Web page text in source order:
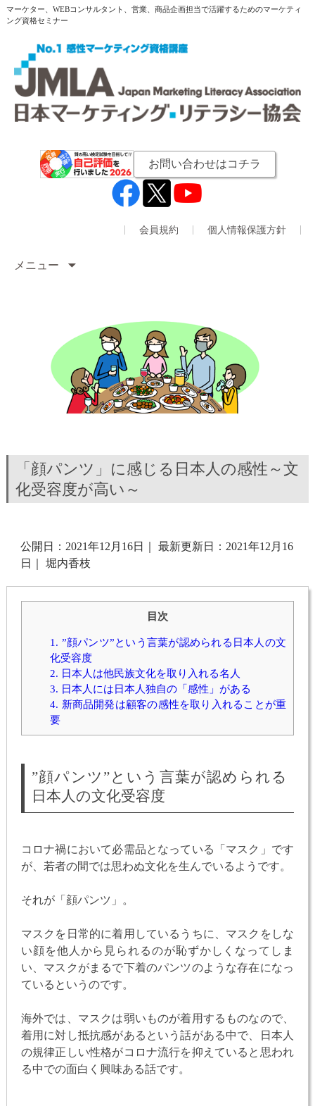
マーケター、WEBコンサルタント、営業、商品企画担当で活躍するためのマーケティ
ング資格セミナー
お問い合わせはコチラ
会員規約 個人情報保護方針
メニュー
「顔パンツ」に感じる日本人の感性～文
化受容度が高い～
公開日：2021年12月16日
最新更新日：2021年12月16
日
堀内香枝
目次
1. ”顔パンツ”という言葉が認められる日本人の文
化受容度
2. 日本人は他民族文化を取り入れる名人
3. 日本人には日本人独自の「感性」がある
4. 新商品開発は顧客の感性を取り入れることが重
要
”顔パンツ”という言葉が認められる
日本人の文化受容度
コロナ禍において必需品となっている「マスク」です
が、若者の間では思わぬ文化を生んでいるようです。
それが「顔パンツ」。
マスクを日常的に着用しているうちに、マスクをしな
い顔を他人から見られるのが恥ずかしくなってしま
い、マスクがまるで下着のパンツのような存在になっ
ているというのです。
海外では、マスクは弱いものが着用するものなので、
着用に対し抵抗感があるという話がある中で、日本人
の規律正しい性格がコロナ流行を抑えていると思われ
る中での面白く興味ある話です。